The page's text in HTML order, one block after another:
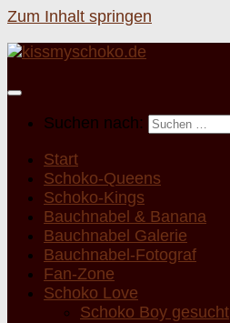
Zum Inhalt springen
Suchen nach:
Start
Schoko-Queens
Schoko-Kings
Bauchnabel & Banana
Bauchnabel Galerie
Bauchnabel-Fotograf
Fan-Zone
Schoko Love
Schoko Boy gesucht